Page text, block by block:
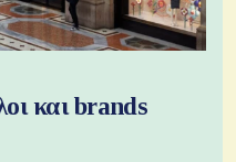
και brands